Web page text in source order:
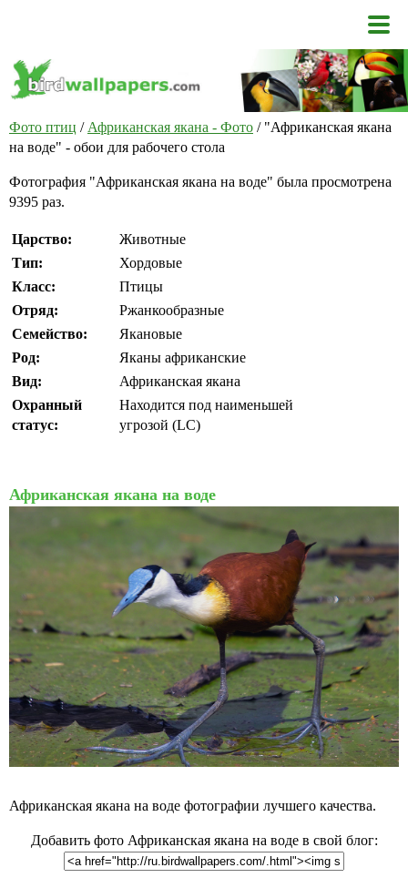
Фото птиц / Африканская якана - Фото / "Африканская якана
на воде" - обои для рабочего стола
Фотография "Африканская якана на воде" была просмотрена
9395 раз.
Царство:
Животные
Тип:
Хордовые
Класс:
Птицы
Отряд:
Ржанкообразные
Семейство:
Якановые
Род:
Яканы африканские
Вид:
Африканская якана
Охранный
статус:
Находится под наименьшей
угрозой (LC)
Африканская якана на воде
Африканская якана на воде фотографии лучшего качества.
Добавить фото Африканская якана на воде в свой блог: